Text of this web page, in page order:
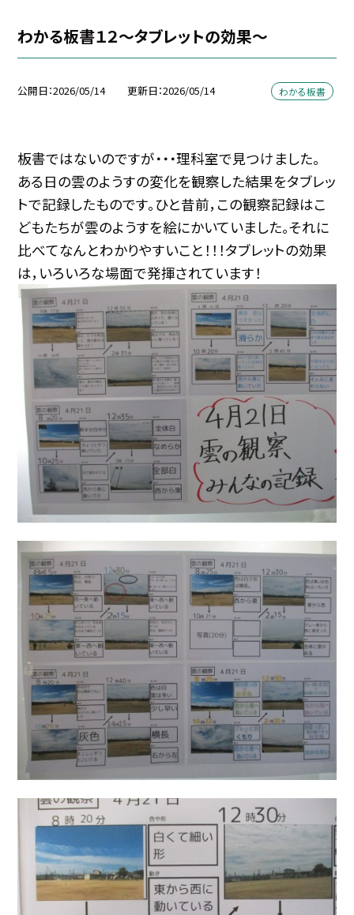
わかる板書１２～タブレットの効果～
公開日 2026/05/14 更新日 2026/05/14 わかる板書
板書ではないのですが・・・理科室で見つけました。
ある日の雲のようすの変化を観察した結果をタブレッ
トで記録したものです。ひと昔前，この観察記録はこ
どもたちが雲のようすを絵にかいていました。それに
比べてなんとわかりやすいこと！！！タブレットの効果
は，いろいろな場面で発揮されています！